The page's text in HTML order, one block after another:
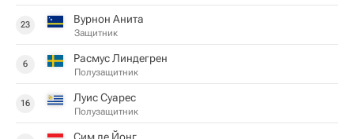
23 Вурнон Анита
Защитник
6 Расмус Линдегрен
Полузащитник
16 Луис Суарес
Полузащитник